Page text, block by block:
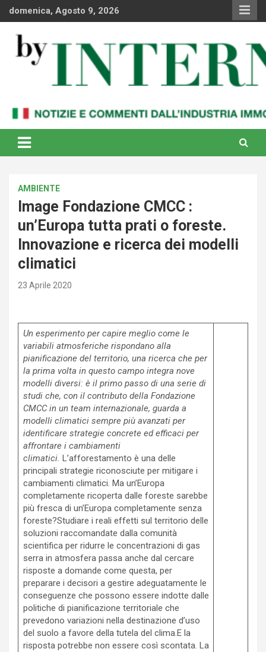
Skipdomenica, Agosto 9, 2026
By Internews
internazionale
AMBIENTE
Image Fondazione CMCC :
un’Europa tutta prati o foreste.
Innovazione e ricerca dei modelli
climatici
23 Aprile 2020
Un esperimento per capire meglio come le
variabili atmosferiche rispondano alla
pianificazione del territorio, una ricerca che per
la prima volta in questo campo integra nove
modelli diversi: è il primo passo di una serie di
studi che, con il contributo della Fondazione
CMCC in un team internazionale, guarda a
modelli climatici sempre più avanzati per
identificare strategie concrete ed efficaci per
affrontare i cambiamenti
climatici. L’afforestamento è una delle
principali strategie riconosciute per mitigare i
cambiamenti climatici. Ma un’Europa
completamente ricoperta dalle foreste sarebbe
più fresca di un’Europa completamente senza
foreste?Studiare i reali effetti sul territorio delle
soluzioni raccomandate dalla comunità
scientifica per ridurre le concentrazioni di gas
serra in atmosfera passa anche dal cercare
risposte a domande come questa, per
preparare i decisori a gestire adeguatamente le
conseguenze che possono essere indotte dalle
politiche di pianificazione territoriale che
prevedono variazioni nella destinazione d’uso
del suolo a favore della tutela del clima.E la
risposta potrebbe non essere così scontata. La